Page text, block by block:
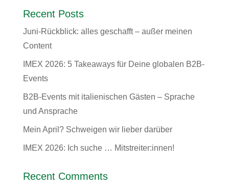
Recent Posts
Juni-Rückblick: alles geschafft – außer meinen
Content
IMEX 2026: 5 Takeaways für Deine globalen B2B-
Events
B2B-Events mit italienischen Gästen – Sprache
und Ansprache
Mein April? Schweigen wir lieber darüber
IMEX 2026: Ich suche … Mitstreiter:innen!
Recent Comments